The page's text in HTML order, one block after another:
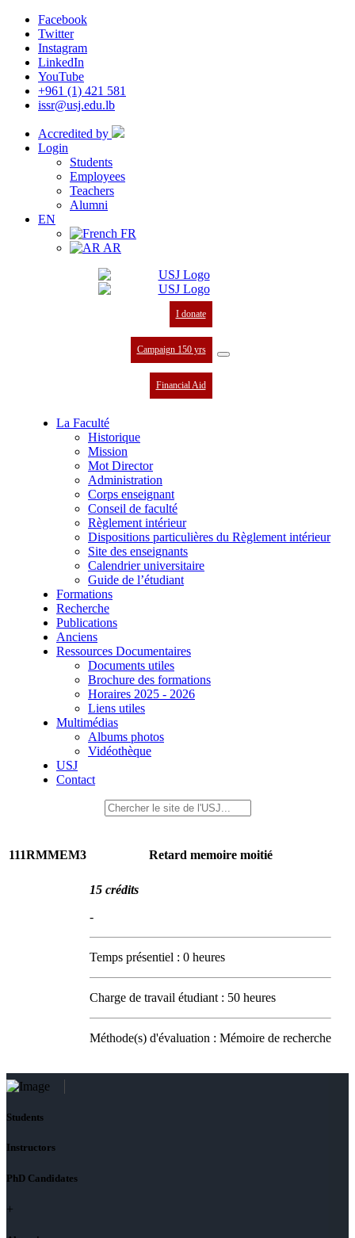
Facebook
Twitter
Instagram
LinkedIn
YouTube
+961 (1) 421 581
issr@usj.edu.lb
Accredited by
Login
Students
Employees
Teachers
Alumni
EN
FR
AR
I donate
Campaign 150 yrs
Financial Aid
La Faculté
Historique
Mission
Mot Director
Administration
Corps enseignant
Conseil de faculté
Règlement intérieur
Dispositions particulières du Règlement intérieur
Site des enseignants
Calendrier universitaire
Guide de l’étudiant
Formations
Recherche
Publications
Anciens
Ressources Documentaires
Documents utiles
Brochure des formations
Horaires 2025 - 2026
Liens utiles
Multimédias
Albums photos
Vidéothèque
USJ
Contact
111RMMEM3 Retard memoire moitié
15 crédits
-
Temps présentiel : 0 heures
Charge de travail étudiant : 50 heures
Méthode(s) d'évaluation : Mémoire de recherche
Students
Instructors
PhD Candidates
+